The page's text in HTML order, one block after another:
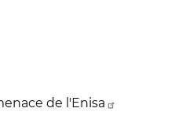
de l'Enisa